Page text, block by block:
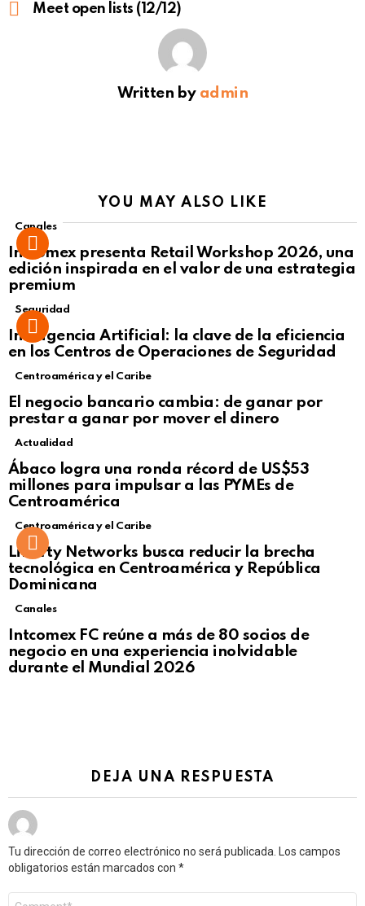
Meet open lists (12/12)
Written by admin
YOU MAY ALSO LIKE
Canales
Intcomex presenta Retail Workshop 2026, una
edición inspirada en el valor de una estrategia
premium
Seguridad
Inteligencia Artificial: la clave de la eficiencia
en los Centros de Operaciones de Seguridad
Centroamérica y el Caribe
El negocio bancario cambia: de ganar por
prestar a ganar por mover el dinero
Not Safe For Work
Click to view this post
Actualidad
Ábaco logra una ronda récord de US$53
millones para impulsar a las PYMEs de
Centroamérica
Centroamérica y el Caribe
Liberty Networks busca reducir la brecha
tecnológica en Centroamérica y República
Dominicana
Canales
Intcomex FC reúne a más de 80 socios de
negocio en una experiencia inolvidable
durante el Mundial 2026
DEJA UNA RESPUESTA
Tu dirección de correo electrónico no será publicada.
Los campos
obligatorios están marcados con *